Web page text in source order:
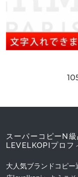
スーパーコピーN級
LEVELKOPIプロフ
大人気ブランドコピー